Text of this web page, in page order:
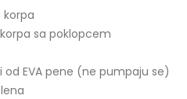
korpa
sa poklopcem
od EVA pene (ne pumpaju se)